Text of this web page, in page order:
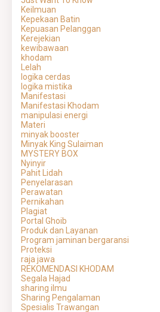
Keilmuan
Kepekaan Batin
Kepuasan Pelanggan
Kerejekian
kewibawaan
khodam
Lelah
logika cerdas
logika mistika
Manifestasi
Manifestasi Khodam
manipulasi energi
Materi
minyak booster
Minyak King Sulaiman
MYSTERY BOX
Nyinyir
Pahit Lidah
Penyelarasan
Perawatan
Pernikahan
Plagiat
Portal Ghoib
Produk dan Layanan
Program jaminan bergaransi
Proteksi
raja jawa
REKOMENDASI KHODAM
Segala Hajad
sharing ilmu
Sharing Pengalaman
Spesialis Trawangan